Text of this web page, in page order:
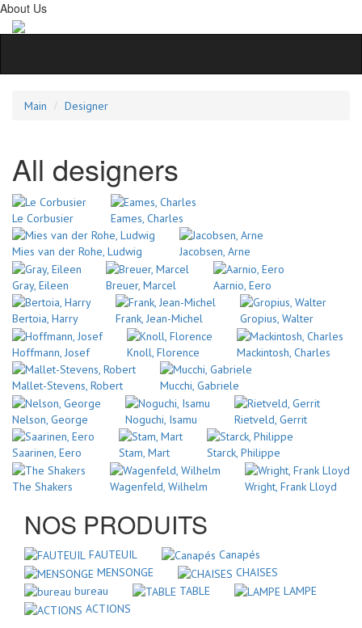
About Us
Main Designer
All designers
Le Corbusier Eames, Charles
Mies van der Rohe, Ludwig Jacobsen, Arne
Gray, Eileen Breuer, Marcel Aarnio, Eero
Bertoia, Harry Frank, Jean-Michel Gropius, Walter
Hoffmann, Josef Knoll, Florence Mackintosh, Charles
Mallet-Stevens, Robert Mucchi, Gabriele
Nelson, George Noguchi, Isamu Rietveld, Gerrit
Saarinen, Eero Stam, Mart Starck, Philippe
The Shakers Wagenfeld, Wilhelm Wright, Frank Lloyd
NOS PRODUITS
FAUTEUIL
Canapés
MENSONGE
CHAISES
bureau
TABLE
LAMPE
ACTIONS